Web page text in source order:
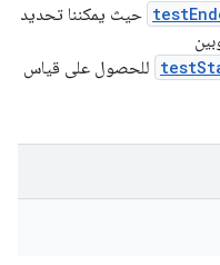
حيث يمكننا تحديد
للحصول على قياس